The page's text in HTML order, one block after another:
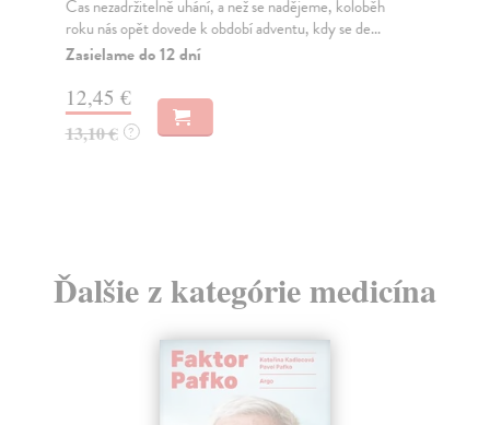
Čas nezadržitelně uhání, a než se nadějeme, koloběh
roku nás opět dovede k období adventu, kdy se de...
Zasielame do 12 dní
12,45 €
13,10 € ?
Ďalšie z kategórie medicína